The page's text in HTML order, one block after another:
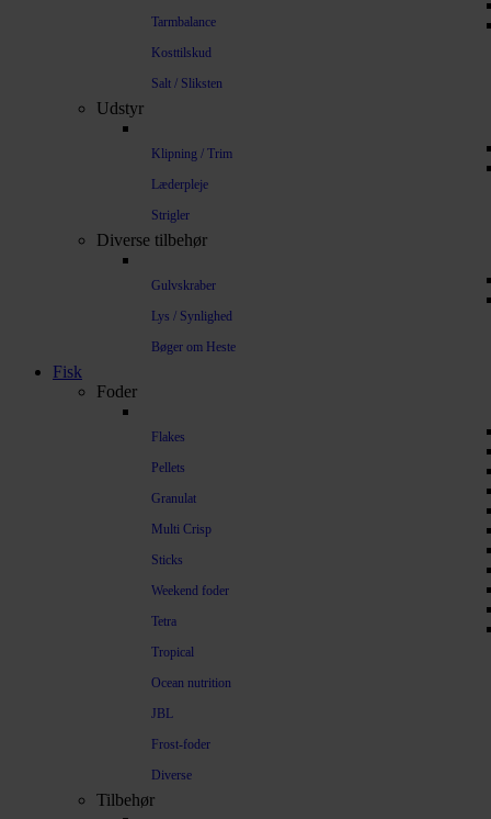
Tarmbalance
Kosttilskud
Salt / Sliksten
Udstyr
Klipning / Trim
Læderpleje
Strigler
Diverse tilbehør
Gulvskraber
Lys / Synlighed
Bøger om Heste
Fisk
Foder
Flakes
Pellets
Granulat
Multi Crisp
Sticks
Weekend foder
Tetra
Tropical
Ocean nutrition
JBL
Frost-foder
Diverse
Tilbehør